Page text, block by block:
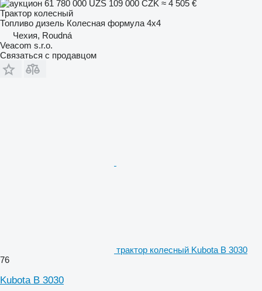
61 780 000 UZS 109 000 CZK ≈ 4 505 €
Трактор колесный
Топливо дизель Колесная формула 4x4
Чехия, Roudná
Veacom s.r.o.
Связаться с продавцом
трактор колесный Kubota B 3030
76
Kubota B 3030